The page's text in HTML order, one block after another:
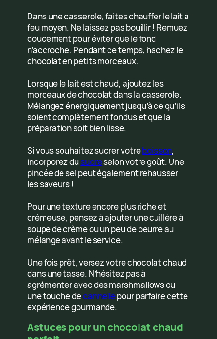
Dans une casserole, faites chauffer le lait à
feu moyen. Ne laissez pas bouillir ! Remuez
doucement pour éviter que le fond
n’accroche. Pendant ce temps, hachez le
chocolat en petits morceaux.
Lorsque le lait est chaud, ajoutez les
morceaux de chocolat dans la casserole.
Mélangez énergiquement jusqu’à ce qu’ils
soient complètement fondus et que la
préparation soit bien lisse.
Si vous souhaitez sucrer votreboisson,
incorporez dusucreselon votre goût. Une
pincée de sel peut également rehausser
les saveurs !
Pour une texture encore plus riche et
crémeuse, pensez à ajouter une cuillère à
soupe de crème ou un peu de beurre au
mélange avant le service.
Une fois prêt, versez votre chocolat chaud
dans une tasse. N’hésitez pas à
agrémenter avec des marshmallows ou
une touche decannellepour parfaire cette
expérience gourmande.
Astuces pour un chocolat chaud